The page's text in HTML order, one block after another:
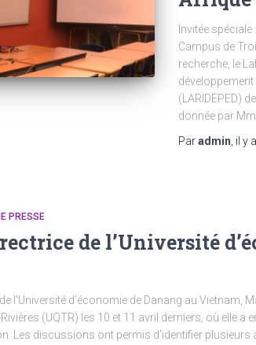
Invitée
Campus de
recherche, le
développement
(LARIDEPED)
donnée par
Paradmin , il y a
PRESSE
de l’Université
l’Université d’économie de Danang au Vietnam,
(UQTR) les 10 et 11 avril derniers, où elle
Les discussions ont permis d’identifier plusieurs